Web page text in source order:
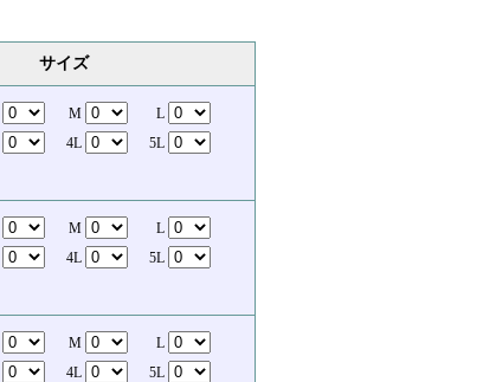
サイズ
M
L
4L
5L
M
L
4L
5L
M
L
4L
5L